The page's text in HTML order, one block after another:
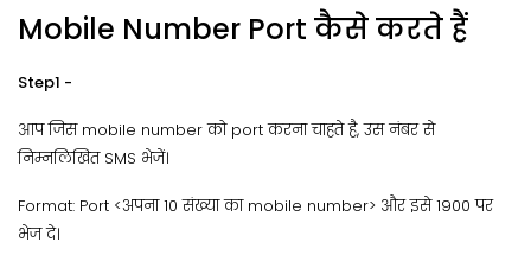
Mobile Number Port कैसे करते हैं
Step1 -
आप जिस mobile number को port करना चाहते है, उस नंबर से
निम्नलिखित SMS भेजें।
Format: Port <अपना 10 संख्या का mobile number> और इसे 1900 पर
भेज दे।